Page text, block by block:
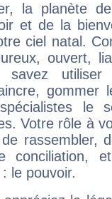
la planète
et de la
ciel natal.
ouvert,
savez
gommer
le
Votre rôle à
rassembler,
conciliation,
le pouvoir.